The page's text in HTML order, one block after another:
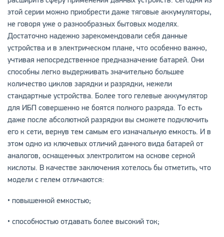
этой серии можно приобрести даже тяговые аккумуляторы,
не говоря уже о разнообразных бытовых моделях.
Достаточно надежно зарекомендовали себя данные
устройства и в электрическом плане, что особенно важно,
учтивая непосредственное предназначение батарей. Они
способны легко выдерживать значительно большее
количество циклов зарядки и разрядки, нежели
стандартные устройства. Более того гелевые аккумулятор
для ИБП совершенно не боятся полного разряда. То есть
даже после абсолютной разрядки вы сможете подключить
его к сети, вернув тем самым его изначальную емкость. И в
этом одно из ключевых отличий данного вида батарей от
аналогов, оснащенных электролитом на основе серной
кислоты. В качестве заключения хотелось бы отметить, что
модели с гелем отличаются:
• повышенной емкостью;
• способностью отдавать более высокий ток;